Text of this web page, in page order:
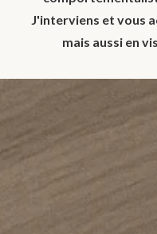
J'interviens et vous
mais aussi en